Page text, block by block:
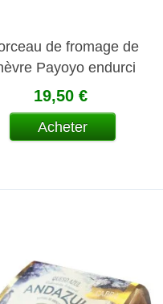
de fromage de
Payoyo endurci
19,50 €
Acheter